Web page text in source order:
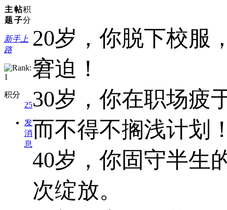
主
题
帖
子
积
分
新手上
路
积分
25
发
消
息
20岁，你脱下校服
窘迫！
30岁，你在职场疲
而不得不搁浅计划
40岁，你固守半生
次绽放。